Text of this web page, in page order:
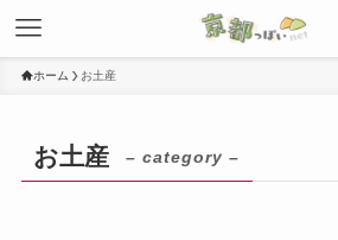
ホーム お土産
お土産 – category –